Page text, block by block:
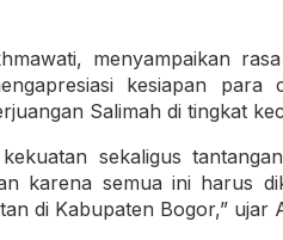
menyampaikan
kesiapan para
Salimah di tingkat
sekaligus
karena semua ini harus
di Kabupaten Bogor,” ujar